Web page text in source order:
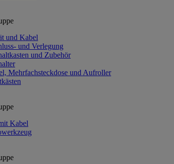
und Kabel
und Verlegung
und Zubehör
Mehrfachsteckdose und Aufroller
Kabel